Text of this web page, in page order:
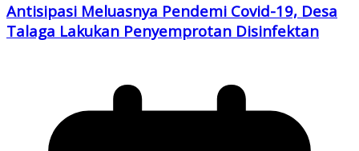
Antisipasi Meluasnya Pendemi Covid-19, Desa
Talaga Lakukan Penyemprotan Disinfektan